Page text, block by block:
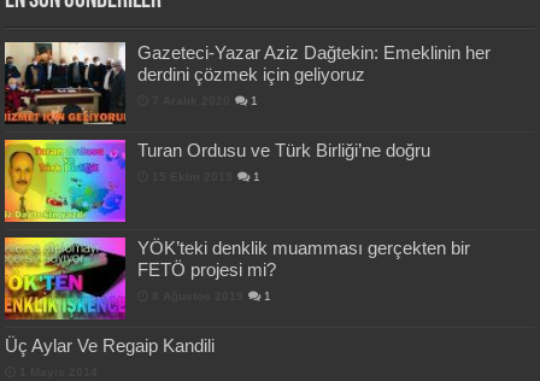
Gazeteci-Yazar Aziz Dağtekin: Emeklinin her
derdini çözmek için geliyoruz
1
Turan Ordusu ve Türk Birliği’ne doğru
1
YÖK’teki denklik muamması gerçekten bir
FETÖ projesi mi?
1
Üç Aylar Ve Regaip Kandili